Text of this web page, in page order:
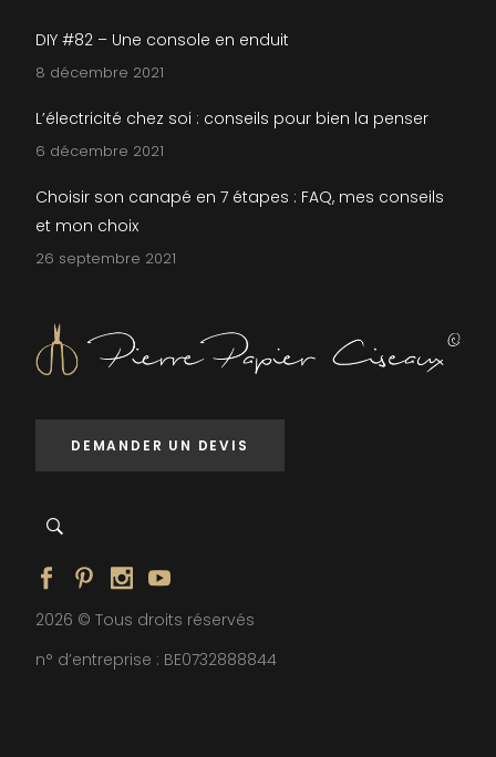
DIY #82 – Une console en enduit
8 décembre 2021
L’électricité chez soi : conseils pour bien la penser
6 décembre 2021
Choisir son canapé en 7 étapes : FAQ, mes conseils
et mon choix
26 septembre 2021
DEMANDER UN DEVIS
2026 © Tous droits réservés
n° d’entreprise : BE0732888844